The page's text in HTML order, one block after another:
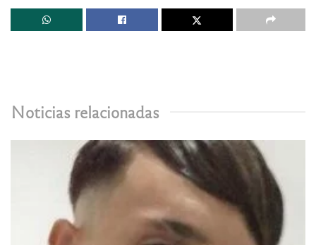
Noticias relacionadas